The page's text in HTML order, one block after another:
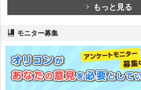
もっと見る
モニター募集